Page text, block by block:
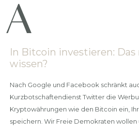
In Bitcoin investieren: Das
wissen?
Nach Google und Facebook schränkt
Kurzbotschaftendienst Twitter die
Kryptowährungen wie den Bitcoin ein,
speichern. Wir Freie Demokraten wollen